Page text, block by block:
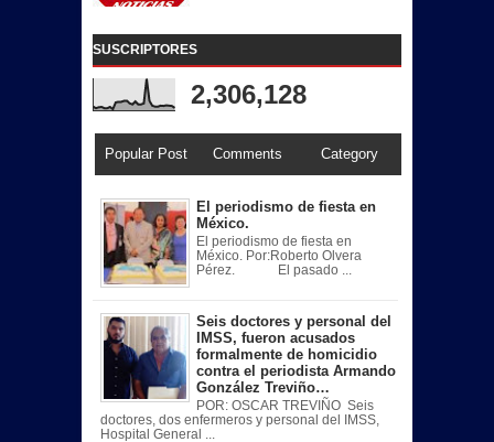
SUSCRIPTORES
2,306,128
Popular Post Comments Category
El periodismo de fiesta en
México.
El periodismo de fiesta en
México. Por:Roberto Olvera
Pérez. El pasado ...
Seis doctores y personal del
IMSS, fueron acusados
formalmente de homicidio
contra el periodista Armando
González Treviño…
POR: OSCAR TREVIÑO Seis
doctores, dos enfermeros y personal del IMSS,
Hospital General ...